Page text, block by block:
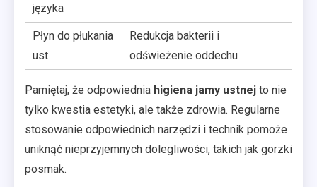
języka
Płyn do płukania
ust
Redukcja bakterii i
odświeżenie oddechu
Pamiętaj, że odpowiednia higiena jamy ustnej to nie
tylko kwestia estetyki, ale także zdrowia. Regularne
stosowanie odpowiednich narzędzi i technik pomoże
uniknąć nieprzyjemnych dolegliwości, takich jak gorzki
posmak.